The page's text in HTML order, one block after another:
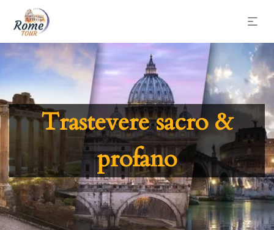
Trastevere sacro &
profano